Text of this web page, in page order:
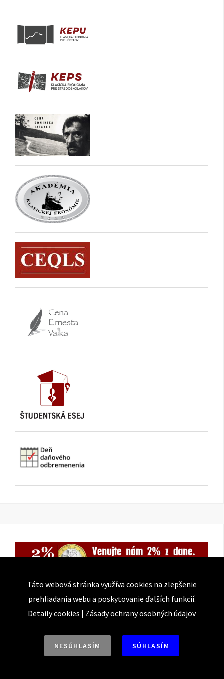
Odber noviniek
Táto webová stránka využíva cookies na zlepšenie
prehliadania webu a poskytovanie ďalších funkcií.
Detaily cookies | Zásady ochrany osobných údajov
NESÚHLASÍM SÚHLASÍM